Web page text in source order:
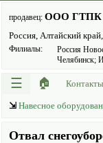
продавец: ООО ГТПК
Россия, Алтайский
Филиалы:
Россия
Челябинск;
☰ 🏠 Контакты
⇲ Навесное
Отвал